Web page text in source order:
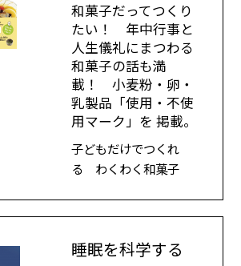
和菓子だってつくり
たい！ 年中行事と
人生儀礼にまつわる
和菓子の話も満
載！ 小麦粉・卵・
乳製品「使用・不使
用マーク」を 掲載。
子どもだけでつくれ
る わくわく和菓子
睡眠を科学する